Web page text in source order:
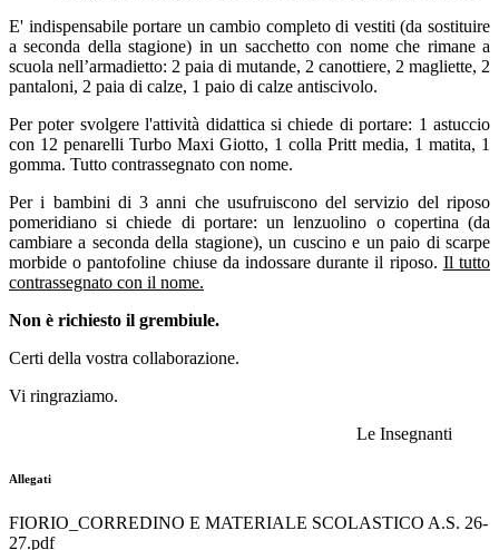
E' indispensabile portare un cambio completo di vestiti (da sostituire
a seconda della stagione) in un sacchetto con nome che rimane a
scuola nell’armadietto: 2 paia di mutande, 2 canottiere, 2 magliette, 2
pantaloni, 2 paia di calze, 1 paio di calze antiscivolo.
Per poter svolgere l'attività didattica si chiede di portare: 1 astuccio
con 12 penarelli Turbo Maxi Giotto, 1 colla Pritt media, 1 matita, 1
gomma. Tutto contrassegnato con nome.
Per i bambini di 3 anni che usufruiscono del servizio del riposo
pomeridiano si chiede di portare: un lenzuolino o copertina (da
cambiare a seconda della stagione), un cuscino e un paio di scarpe
morbide o pantofoline chiuse da indossare durante il riposo. Il tutto
contrassegnato con il nome.
Non è richiesto il grembiule.
Certi della vostra collaborazione.
Vi ringraziamo.
Le Insegnanti
Allegati
FIORIO_CORREDINO E MATERIALE SCOLASTICO A.S. 26-
27.pdf